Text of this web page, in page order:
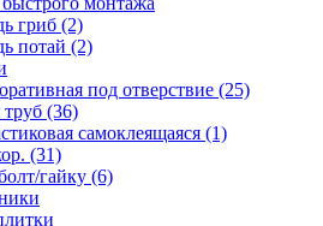
гриб (2)
потай (2)
под отверствие (25)
труб (36)
самоклеящаяся (1)
(31)
гайку (6)